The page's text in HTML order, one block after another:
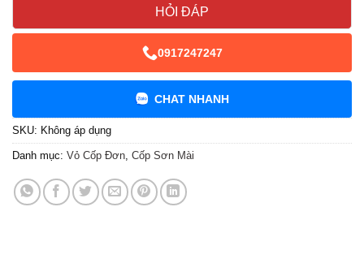
HỎI ĐÁP
0917247247
CHAT NHANH
SKU: Không áp dụng
Danh mục: Vỏ Cốp Đơn Cốp Sơn Mài